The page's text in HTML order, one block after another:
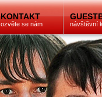
KONTAKT
ozvěte se nám návštěvní